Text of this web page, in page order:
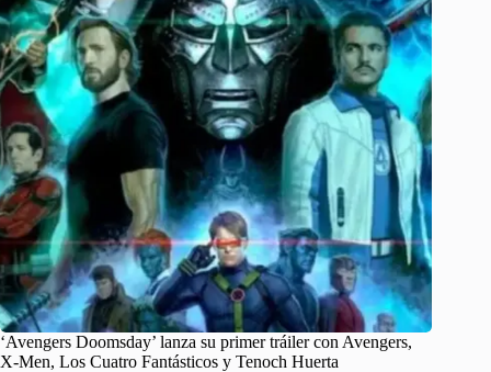
‘Avengers Doomsday’ lanza su primer tráiler con Avengers,
X-Men, Los Cuatro Fantásticos y Tenoch Huerta